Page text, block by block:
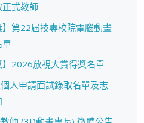
式教師
】第22屆技專校院電腦動畫
】2026放視大賞得獎名單
人申請面試錄取名單及志